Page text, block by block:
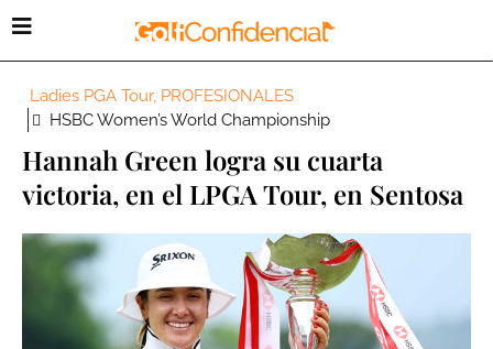
Ladies PGA Tour, PROFESIONALES
HSBC Women’s World Championship
Hannah Green logra su cuarta
victoria, en el LPGA Tour, en Sentosa